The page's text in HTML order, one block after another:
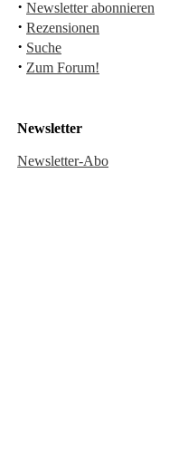
· Newsletter abonnieren
· Rezensionen
· Suche
· Zum Forum!
Newsletter
Newsletter-Abo